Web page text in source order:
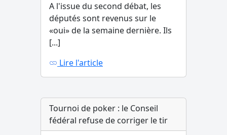
A l'issue du second débat, les
députés sont revenus sur le
«oui» de la semaine dernière. Ils
[...]
Lire l'article
Tournoi de poker : le Conseil
fédéral refuse de corriger le tir